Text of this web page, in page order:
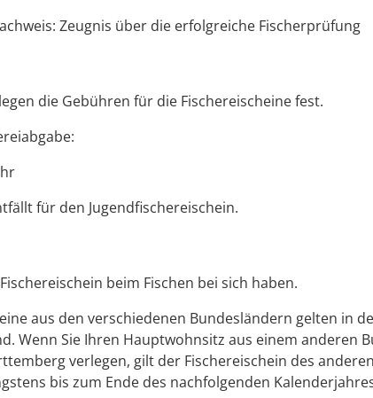
Zeugnis über die erfolgreiche Fischerprüfung
die Gebühren für die Fischereischeine fest.
für den Jugendfischereischein.
beim Fischen bei sich haben.
aus den verschiedenen Bundesländern gelten in
Wenn Sie Ihren Hauptwohnsitz aus einem anderen
verlegen, gilt der Fischereischein des anderen
bis zum Ende des nachfolgenden